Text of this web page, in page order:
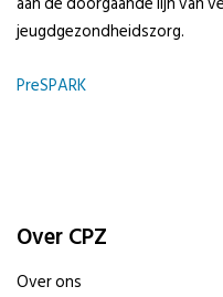
jeugdgezondheidszorg.
PreSPARK
Over CPZ
Over ons